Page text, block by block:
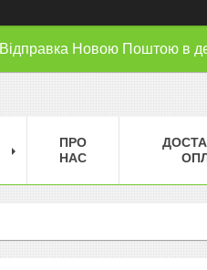
Відправка Новою Поштою в
ПРО
НАС